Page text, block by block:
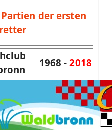
der ersten
1968 - 2018